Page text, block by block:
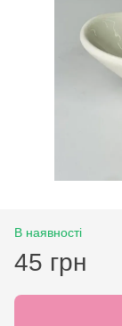
В наявності
45 грн